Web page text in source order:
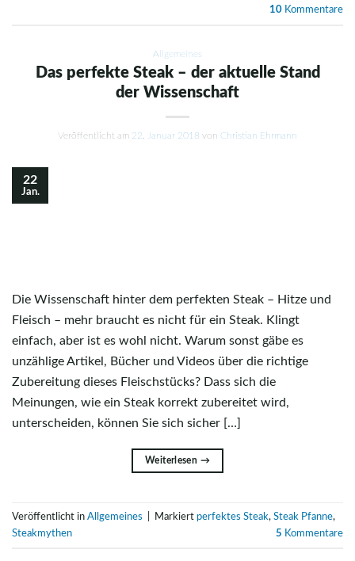
10 Kommentare
Allgemeines
Das perfekte Steak – der aktuelle Stand
der Wissenschaft
Veröffentlicht am 22. Januar 2018 von Christian Ehrmann
22
Jan.
Die Wissenschaft hinter dem perfekten Steak – Hitze und
Fleisch – mehr braucht es nicht für ein Steak. Klingt
einfach, aber ist es wohl nicht. Warum sonst gäbe es
unzählige Artikel, Bücher und Videos über die richtige
Zubereitung dieses Fleischstücks? Dass sich die
Meinungen, wie ein Steak korrekt zubereitet wird,
unterscheiden, können Sie sich sicher […]
Weiterlesen →
Veröffentlicht in Allgemeines Markiert perfektes Steak, Steak Pfanne,
Steakmythen
5 Kommentare